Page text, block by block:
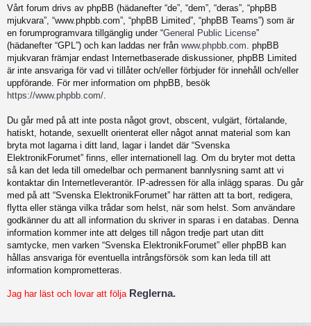
Vårt forum drivs av phpBB (hädanefter “de”, “dem”, “deras”, “phpBB
mjukvara”, “www.phpbb.com”, “phpBB Limited”, “phpBB Teams”) som är
en forumprogramvara tillgänglig under “General Public License”
(hädanefter “GPL”) och kan laddas ner från www.phpbb.com . phpBB
mjukvaran främjar endast Internetbaserade diskussioner, phpBB Limited
är inte ansvariga för vad vi tillåter och/eller förbjuder för innehåll och/eller
uppförande. För mer information om phpBB, besök
https://www.phpbb.com/
Du går med på att inte posta något grovt, obscent, vulgärt, förtalande,
hatiskt, hotande, sexuellt orienterat eller något annat material som kan
bryta mot lagarna i ditt land, lagar i landet där “Svenska
ElektronikForumet” finns, eller internationell lag. Om du bryter mot detta
så kan det leda till omedelbar och permanent bannlysning samt att vi
kontaktar din Internetleverantör. IP-adressen för alla inlägg sparas. Du går
med på att “Svenska ElektronikForumet” har rätten att ta bort, redigera,
flytta eller stänga vilka trådar som helst, när som helst. Som användare
godkänner du att all information du skriver in sparas i en databas. Denna
information kommer inte att delges till någon tredje part utan ditt
samtycke, men varken “Svenska ElektronikForumet” eller phpBB kan
hållas ansvariga för eventuella intrångsförsök som kan leda till att
information komprometteras.
Jag har läst och lovar att följa Reglerna.